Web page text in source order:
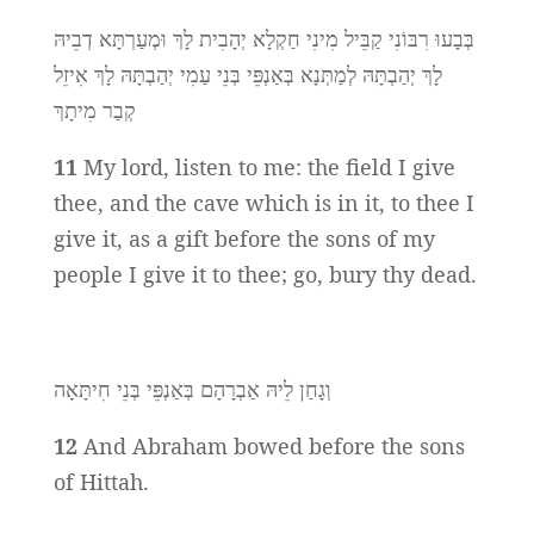
בְּבָעוּ רִבּוֹנִי קַבֵּיל מִינִי חַקְלָא יְהָבִית לָךְ וּמְעַרְתָּא דְבֵיהּ
לָךְ יְהַבְתָּהּ לְמַתְּנָא בְּאַנְפֵּי בְּנֵי עַמִי יְהַבְתָּהּ לָךְ אִיזֵל
קְבַר מִיתָךְ
11 My lord, listen to me: the field I give
thee, and the cave which is in it, to thee I
give it, as a gift before the sons of my
people I give it to thee; go, bury thy dead.
וְגָחַן לֵיהּ אַבְרָהָם בְּאַנְפֵּי בְּנֵי חִיתָּאָה
12 And Abraham bowed before the sons
of Hittah.